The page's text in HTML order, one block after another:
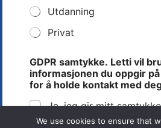
We use cookies to ensure that
Utdanning
Privat
r
u
k
e
h
GDPR samtykke. Letti vil
informasjonen du oppgir
for å holde kontakt med
Ja, jeg gir mitt